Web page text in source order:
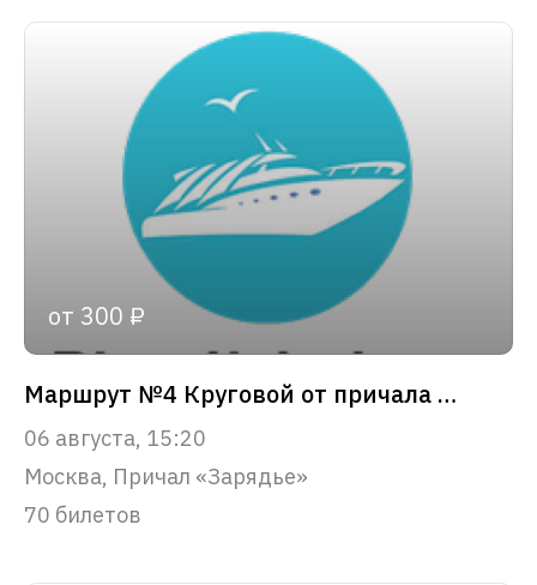
от 300 ₽
Маршрут №4 Круговой от причала «Зарядье»
06 августа, 15:20
Москва, Причал «Зарядье»
70 билетов